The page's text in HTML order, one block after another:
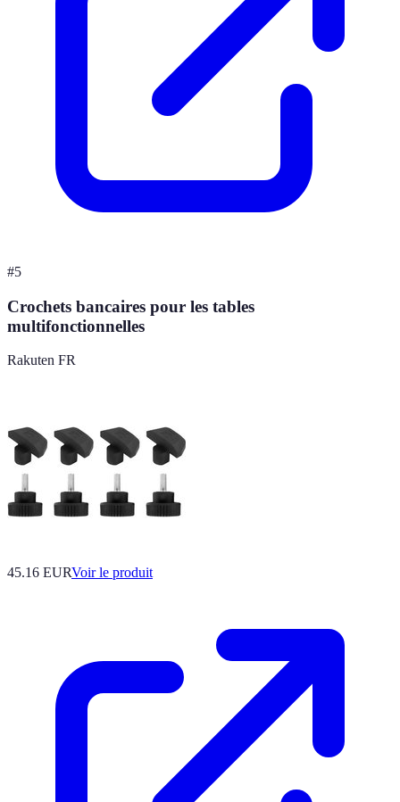
#5
Crochets bancaires pour les tables
multifonctionnelles
Rakuten FR
45.16 EURVoir le produit